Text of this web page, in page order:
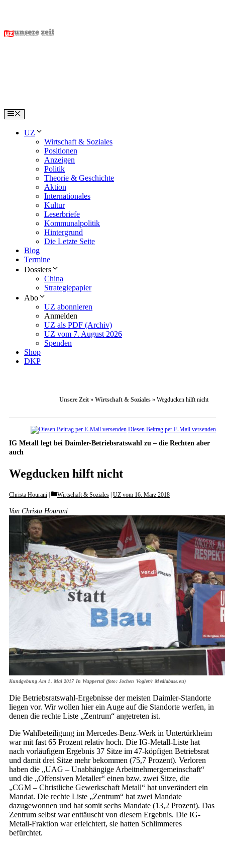
content
Menu
UZ
Wirtschaft & Soziales
Positionen
Anzeigen
Politik
Theorie & Geschichte
Aktion
Internationales
Kultur
Leserbriefe
Kommunalpolitik
Hintergrund
Die Letzte Seite
Blog
Termine
Dossiers
China
Strategiepapier
Abo
UZ abonnieren
Anmelden
UZ als PDF (Archiv)
UZ vom 7. August 2026
Spenden
Shop
DKP
Unsere Zeit » Wirtschaft & Soziales » Wegducken hilft nicht
Diesen Beitrag per E-Mail versenden
IG Metall legt bei Daimler-Betriebsratswahl zu – die Rechten aber
auch
Wegducken hilft nicht
Christa Hourani Categories
Wirtschaft & Soziales UZ vom 16. März 2018
Von Christa Hourani
Kundgebung Am 1. Mai 2017 In Wuppertal (foto: Jochen Vogler/r Mediabase.eu)
Die Betriebsratswahl-Ergebnisse der meisten Daimler-Standorte
liegen vor. Wir wollen hier ein Auge auf die Standorte werfen, in
denen die rechte Liste „Zentrum“ angetreten ist.
Die Wahlbeteiligung im Mercedes-Benz-Werk in Untertürkheim
war mit fast 65 Prozent relativ hoch. Die IG-Metall-Liste hat
nach vorläufigem Ergebnis 37 Sitze im 47-köpfigen Betriebsrat
und damit drei Sitze mehr bekommen (75,7 Prozent). Verloren
haben die „UAG – Unabhängige Arbeitnehmergemeinschaft“
und die „Offensiven Metaller“ einen bzw. zwei Sitze, die
„CGM – Christliche Gewerkschaft Metall“ hat unverändert ein
Mandat. Die rechte Liste „Zentrum“ hat zwei Mandate
dazugewonnen und hat somit sechs Mandate (13,2 Prozent). Das
Zentrum selbst war enttäuscht von diesem Ergebnis. Die IG-
Metall-Fraktion war erleichtert, sie hatten Schlimmeres
befürchtet.